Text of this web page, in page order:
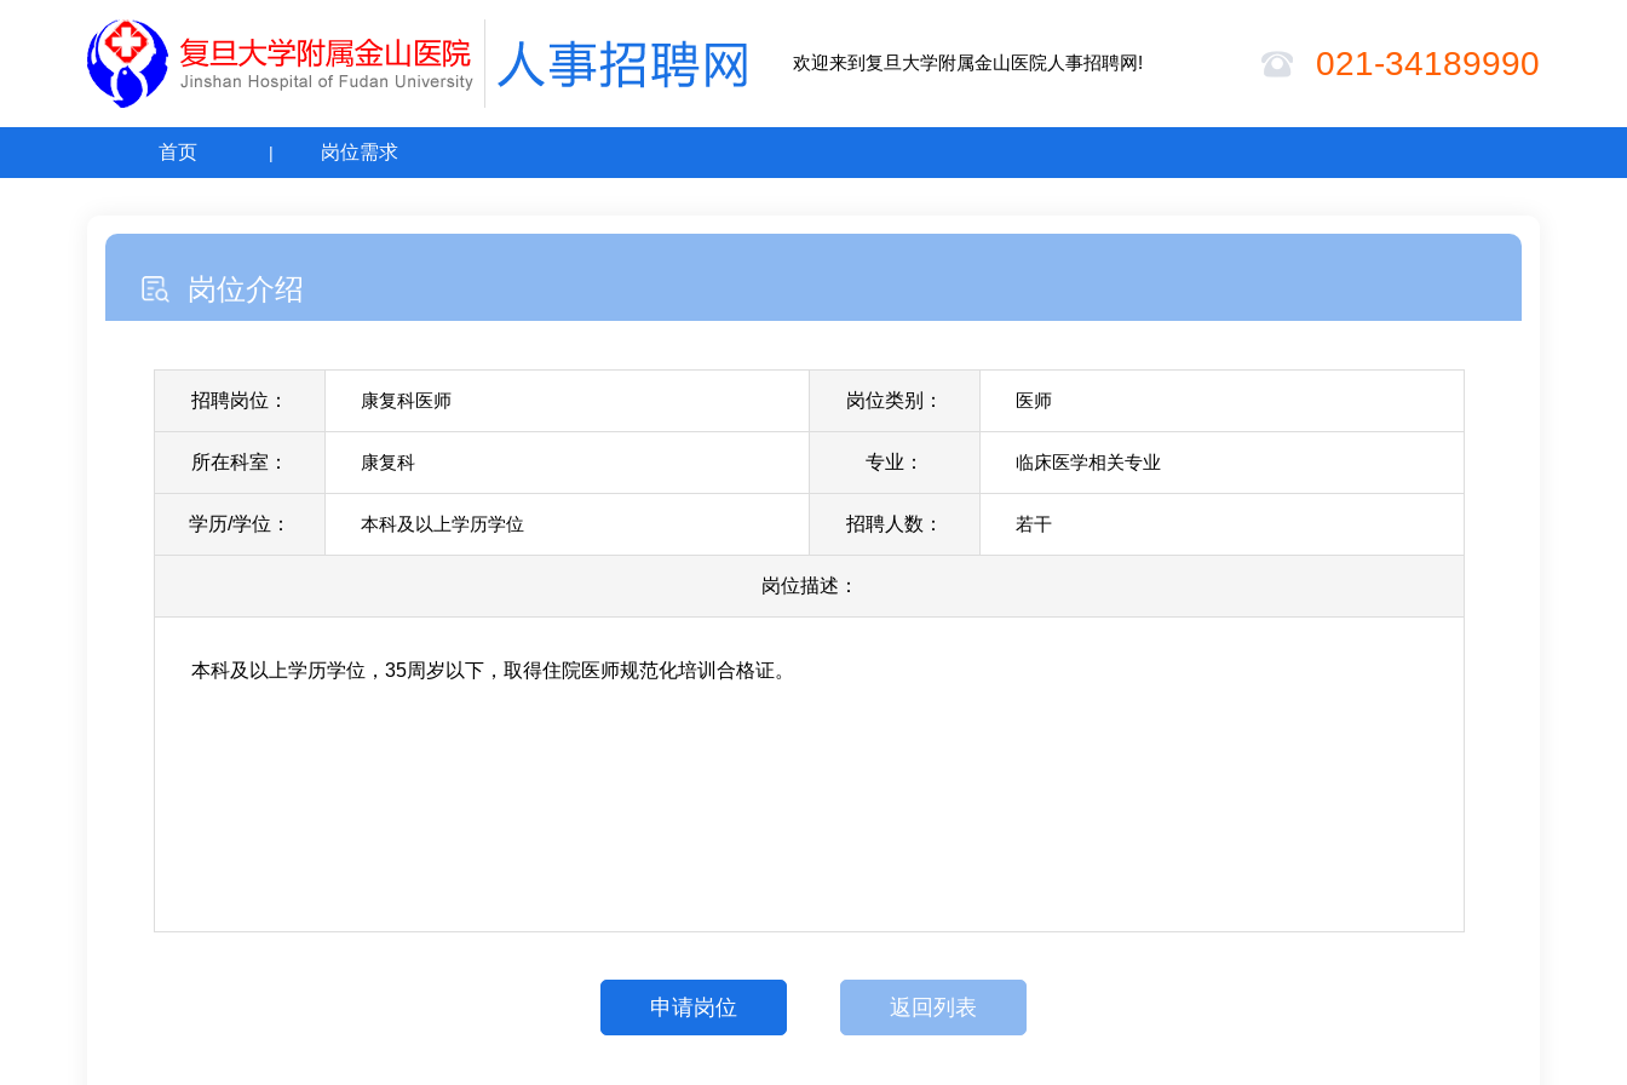
欢迎来到复旦大学附属金山医院人事招聘网! 021-34189990
首页 岗位需求
岗位介绍
招聘岗位： 康复科医师 岗位类别： 医师
所在科室： 康复科 专业： 临床医学相关专业
学历/学位： 本科及以上学历学位 招聘人数： 若干
岗位描述：
本科及以上学历学位，35周岁以下，取得住院医师规范化培训合格证。
申请岗位 返回列表